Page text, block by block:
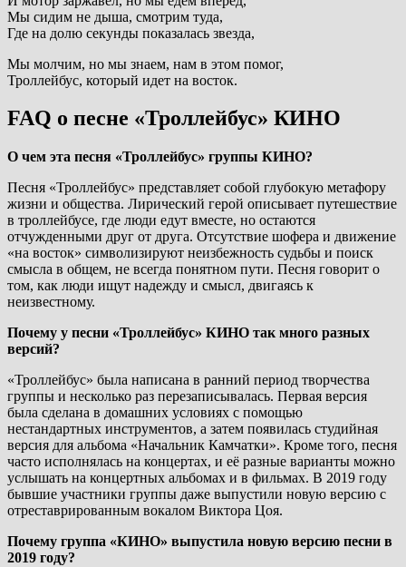
Мы сидим не дыша, смотрим туда,
Где на долю секунды показалась звезда,
Мы молчим, но мы знаем, нам в этом помог,
Троллейбус, который идет на восток.
FAQ о песне «Троллейбус» КИНО
О чем эта песня «Троллейбус» группы КИНО?
Песня «Троллейбус» представляет собой глубокую метафору
жизни и общества. Лирический герой описывает путешествие
в троллейбусе, где люди едут вместе, но остаются
отчужденными друг от друга. Отсутствие шофера и движение
«на восток» символизируют неизбежность судьбы и поиск
смысла в общем, не всегда понятном пути. Песня говорит о
том, как люди ищут надежду и смысл, двигаясь к
неизвестному.
Почему у песни «Троллейбус» КИНО так много разных
версий?
«Троллейбус» была написана в ранний период творчества
группы и несколько раз перезаписывалась. Первая версия
была сделана в домашних условиях с помощью
нестандартных инструментов, а затем появилась студийная
версия для альбома «Начальник Камчатки». Кроме того, песня
часто исполнялась на концертах, и её разные варианты можно
услышать на концертных альбомах и в фильмах. В 2019 году
бывшие участники группы даже выпустили новую версию с
отреставрированным вокалом Виктора Цоя.
Почему группа «КИНО» выпустила новую версию песни в
2019 году?